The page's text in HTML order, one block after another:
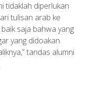
tidaklah diperlukan
tulisan arab ke
saja bahwa yang
yang didoakan
tandas alumni